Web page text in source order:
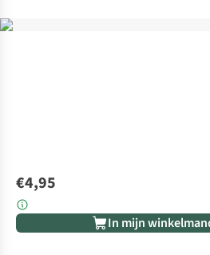
€4,95
In mijn